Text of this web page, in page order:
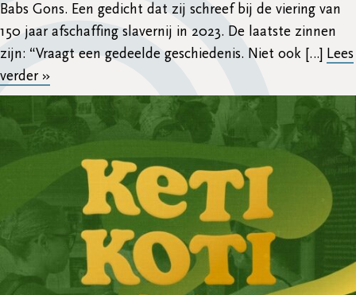
Babs Gons. Een gedicht dat zij schreef bij de viering van
150 jaar afschaffing slavernij in 2023. De laatste zinnen
zijn: “Vraagt een gedeelde geschiedenis. Niet ook […] Lees
verder »